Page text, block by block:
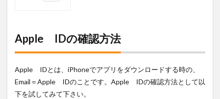
認方法
IDの
ワー
ドの
Apple IDの確認方法
Apple IDとは、iPhoneでアプリをダウンロードする時の、
Email＝Apple IDのことです。Apple IDの確認方法として以
下を試してみて下さい。